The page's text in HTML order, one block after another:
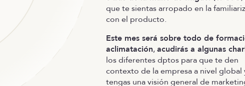
que te sientas arropado en la
con el producto.
Este mes será sobre todo de
aclimatación,acudirás a algunas
los diferentes dptos para que te den
contexto de la empresa a nivel global
tengas una visión general de